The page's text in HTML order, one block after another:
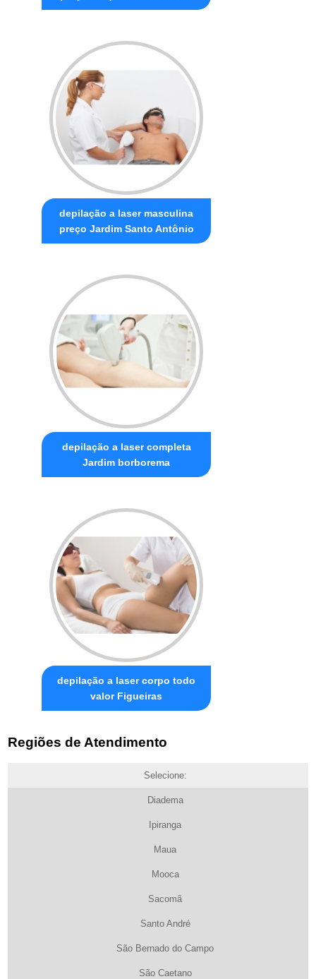
depilação a laser masculina
preço Jardim Santo Antônio
depilação a laser completa
Jardim borborema
depilação a laser corpo todo
valor Figueiras
Regiões de Atendimento
Selecione:
Diadema
Ipiranga
Maua
Mooca
Sacomã
Santo André
São Bernado do Campo
São Caetano